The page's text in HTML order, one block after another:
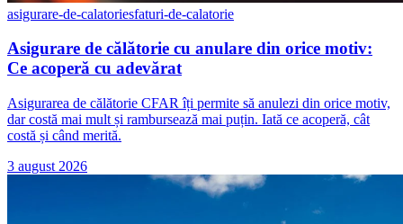
asigurare-de-calatoriesfaturi-de-calatorie
Asigurare de călătorie cu anulare din orice motiv:
Ce acoperă cu adevărat
Asigurarea de călătorie CFAR îți permite să anulezi din orice motiv,
dar costă mai mult și rambursează mai puțin. Iată ce acoperă, cât
costă și când merită.
3 august 2026